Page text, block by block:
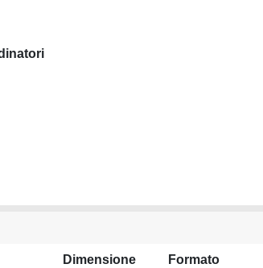
Dimensione Formato